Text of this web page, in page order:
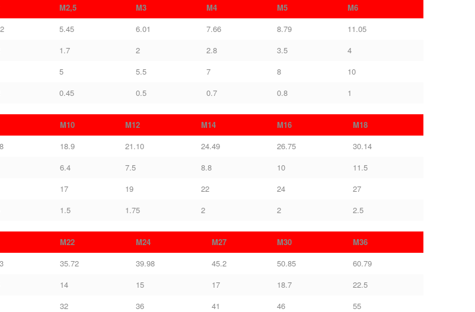
M2,5 M3 M4 M5
M6
5.45 6.01 7.66 8.79
11.05
1.7 2 2.8 3.5
4
5 5.5 7 8
10
0.45 0.5 0.7 0.8 1
M10 M12 M14 M16
M18
18.9 21.10 24.49 26.75
30.14
6.4 7.5 8.8 10
11.5
17 19 22 24
27
1.5 1.75 2 2 2.5
M22 M24 M27 M30
M36
35.72 39.98 45.2 50.85
60.79
14 15 17 18.7
22.5
32 36 41 46
55